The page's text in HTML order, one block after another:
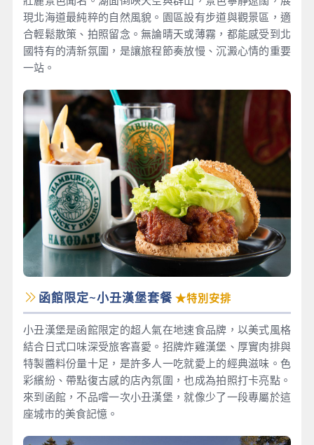
現北海道最純粹的自然風貌。園區設有步道與觀景區，適
合輕鬆散策、拍照留念。無論晴天或薄霧，都能感受到北
國特有的清新氛圍，是讓旅程節奏放慢、沉澱心情的重要
一站。
函館限定~小丑漢堡套餐 ★特別安排
小丑漢堡是函館限定的超人氣在地速食品牌，以美式風格
結合日式口味深受旅客喜愛。招牌炸雞漢堡、厚實肉排與
特製醬料份量十足，是許多人一吃就愛上的經典滋味。色
彩繽紛、帶點復古感的店內氛圍，也成為拍照打卡亮點。
來到函館，不品嚐一次小丑漢堡，就像少了一段專屬於這
座城市的美食記憶。